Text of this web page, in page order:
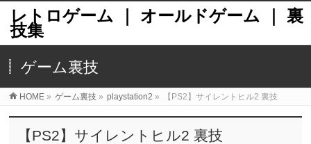
レトロゲーム ｜ オールドゲーム ｜ 裏
技集
ゲーム裏技
HOME » ゲーム裏技 » playstation2 » 【PS2】サイレントヒル2 裏技
【PS2】サイレントヒル2 裏技